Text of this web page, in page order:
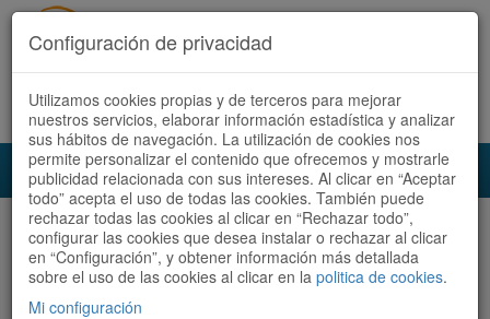
Acceder Registrate ahora Español | Català
Audioruta Todas las rutas
Todas las rutas
Ordenar por: Más recientes /
Configuración de privacidad
Utilizamos cookies propias y de terceros para mejorar
nuestros servicios, elaborar información estadística y analizar
sus hábitos de navegación. La utilización de cookies nos
permite personalizar el contenido que ofrecemos y mostrarle
publicidad relacionada con sus intereses. Al clicar en “Aceptar
todo” acepta el uso de todas las cookies. También puede
rechazar todas las cookies al clicar en “Rechazar todo”,
configurar las cookies que desea instalar o rechazar al clicar
en “Configuración”, y obtener información más detallada
sobre el uso de las cookies al clicar en la politica de cookies.
Mi configuración